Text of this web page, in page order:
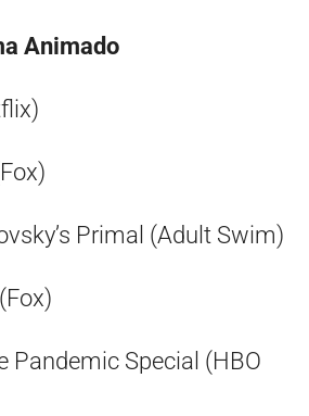
Animado
Primal (Adult Swim)
Pandemic Special (HBO